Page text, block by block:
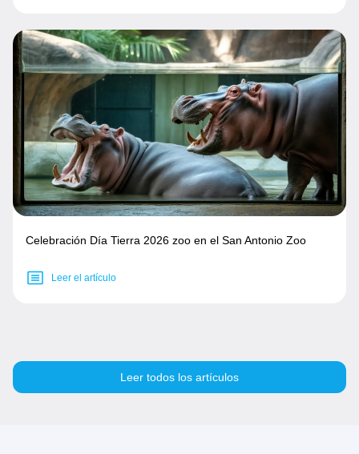
Celebración Día Tierra 2026 zoo en el San Antonio Zoo
Leer el artículo
Leer todos los artículos